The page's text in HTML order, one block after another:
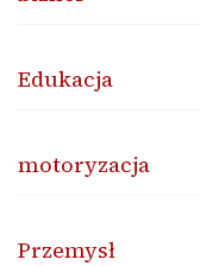
Edukacja
motoryzacja
Przemysł